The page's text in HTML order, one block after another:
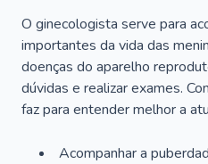
O ginecologista serve para
importantes da vida das
doenças do aparelho
dúvidas e realizar exames.
faz para entender melhor a
Acompanhar a